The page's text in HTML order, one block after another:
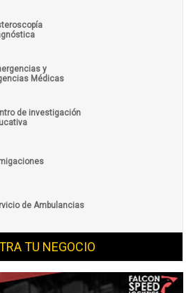
y
Médicas
de investigación
de Ambulancias
TU NEGOCIO